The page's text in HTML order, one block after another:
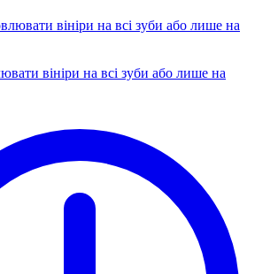
вініри на всі зуби або лише на